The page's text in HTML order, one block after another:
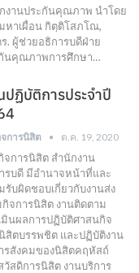
งานประกันคุณภาพ นำโดย
หาเผื่อน กิตฺติโสภโณ,
. ผู้ช่วยอธิการบดีฝ่าย
นคุณภาพการศึกษา…
ปฏิบัติการประจำปี
การนิสิต ต.ค. 19, 2020
จการนิสิต สำนักงาน
รบดี มีอำนาจหน้าที่และ
รับผิดชอบเกี่ยวกับงานส่ง
กิจการนิสิต งานติดตาม
มินผลการปฏิบัติศาสนกิจ
สิตบรรพชิต และปฏิบัติงาน
รสังคมของนิสิตคฤหัสถ์
วัสดิการนิสิต งานบริการ